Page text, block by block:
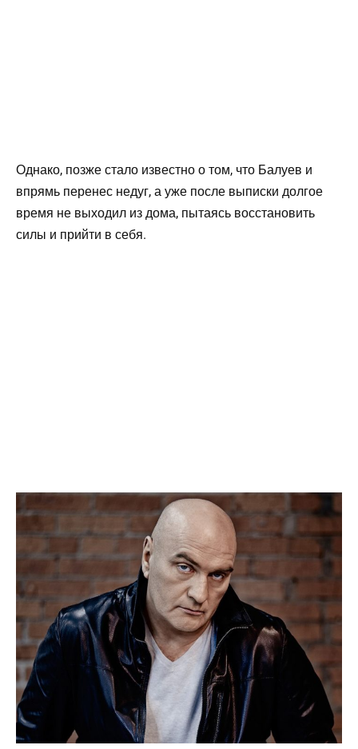
Однако, позже стало известно о том, что Балуев и
впрямь перенес недуг, а уже после выписки долгое
время не выходил из дома, пытаясь восстановить
силы и прийти в себя.